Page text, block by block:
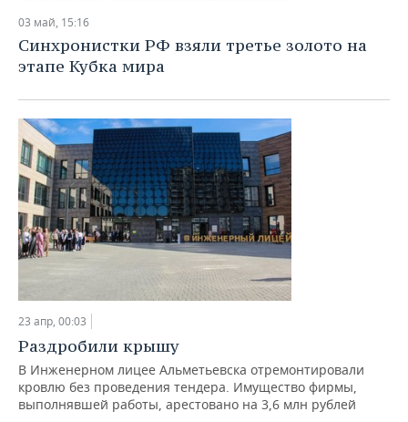
03 май, 15:16
Синхронистки РФ взяли третье золото на
этапе Кубка мира
23 апр, 00:03
Раздробили крышу
В Инженерном лицее Альметьевска отремонтировали
кровлю без проведения тендера. Имущество фирмы,
выполнявшей работы, арестовано на 3,6 млн рублей